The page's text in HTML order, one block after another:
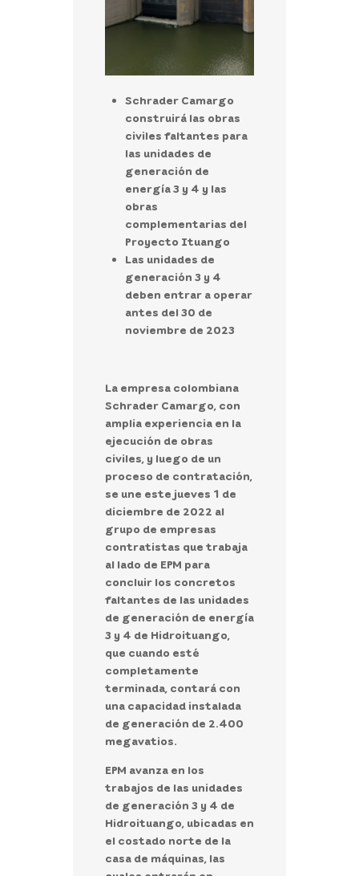
Schrader Camargo
construirá las obras
civiles faltantes para
las unidades de
generación de
energía 3 y 4 y las
obras
complementarias del
Proyecto Ituango
Las unidades de
generación 3 y 4
deben entrar a operar
antes del 30 de
noviembre de 2023
La empresa colombiana
Schrader Camargo, con
amplia experiencia en la
ejecución de obras
civiles, y luego de un
proceso de contratación,
se une este jueves 1 de
diciembre de 2022 al
grupo de empresas
contratistas que trabaja
al lado de EPM para
concluir los concretos
faltantes de las unidades
de generación de energía
3 y 4 de Hidroituango,
que cuando esté
completamente
terminada, contará con
una capacidad instalada
de generación de 2.400
megavatios.
EPM avanza en los
trabajos de las unidades
de generación 3 y 4 de
Hidroituango, ubicadas en
el costado norte de la
casa de máquinas, las